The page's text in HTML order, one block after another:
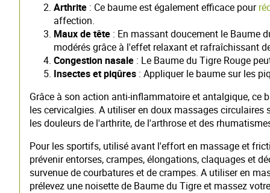
Arthrite : Ce baume est également efficace pour
affection.
Maux de tête : En massant doucement le Baume
modérés grâce à l'effet relaxant et rafraîchissant
Congestion nasale : Le Baume du Tigre Rouge
Insectes et piqûres : Appliquer le baume sur les
Grâce à son action anti-inflammatoire et antalgique, ce
les cervicalgies. A utiliser en doux massages
les douleurs de l'arthrite, de l'arthrose et des
Pour les sportifs, utilisé avant l'effort en massage et
prévenir entorses, crampes, élongations, claquages et
survenue de courbatures et de crampes. A utiliser en
prélevez une noisette de Baume du Tigre et massez